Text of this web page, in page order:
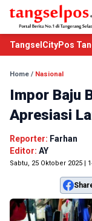
TangselCityPos
Home / Nasional
Impor Baju
Apresiasi
Reporter: Farhan
Editor: AY
Sabtu, 25 Oktober 2025 |